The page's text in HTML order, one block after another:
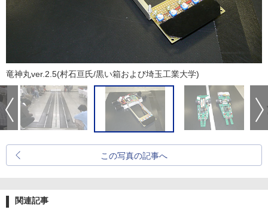
竜神丸ver.2.5(村石亘氏/黒い箱および埼玉工業大学)
この写真の記事へ
関連記事